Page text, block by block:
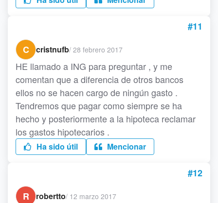
#11
C
cristnufb/ 28 febrero 2017
HE llamado a ING para preguntar , y me
comentan que a diferencia de otros bancos
ellos no se hacen cargo de ningún gasto .
Tendremos que pagar como siempre se ha
hecho y posteriormente a la hipoteca reclamar
los gastos hipotecarios .
Ha sido útil Mencionar
#12
R
robertto/ 12 marzo 2017